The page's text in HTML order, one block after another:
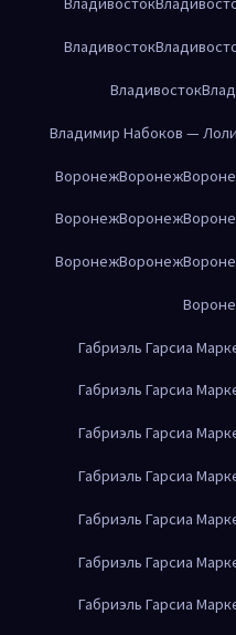
Владивосток
Владивосток
Владимир Набоков —
ВоронежВоронеж
ВоронежВоронеж
ВоронежВоронеж
Габриэль Гарсиа
Габриэль Гарсиа
Габриэль Гарсиа
Габриэль Гарсиа
Габриэль Гарсиа
Габриэль Гарсиа
Габриэль Гарсиа